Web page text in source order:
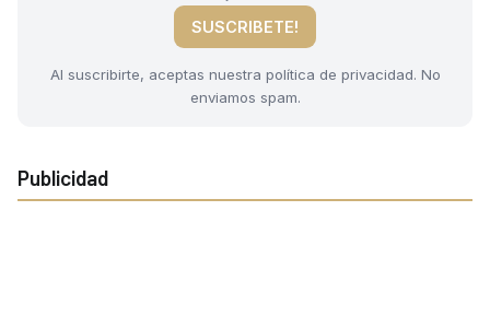
SUSCRIBETE!
Al suscribirte, aceptas nuestra política de privacidad. No
enviamos spam.
Publicidad